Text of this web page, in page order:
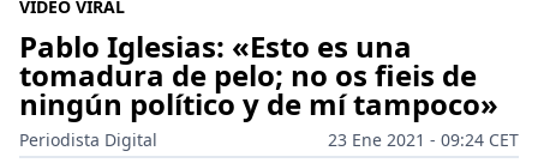
VÍDEO VIRAL
Pablo Iglesias: «Esto es una
tomadura de pelo; no os fieis de
ningún político y de mí tampoco»
Periodista Digital
23 Ene 2021 - 09:24 CET